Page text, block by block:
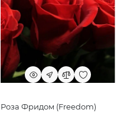
Роза Фридом (Freedom)